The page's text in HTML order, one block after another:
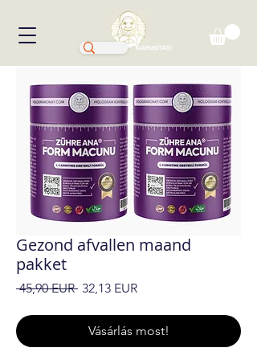
KIÁRUSÍTÁS!
Gezond afvallen maand
pakket
45,90 EUR Szokásos
32,13 EURAkciós
Vásárlás most!